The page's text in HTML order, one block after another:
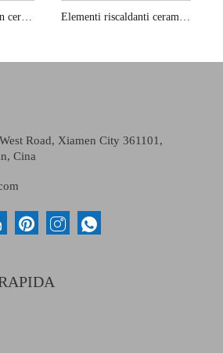
Elementi riscaldanti in ceramica con sensore di ossigeno 13v Elementi riscaldanti ceramici del sensore di ossigeno planare
Road, Xiamen City 361101,
Cina